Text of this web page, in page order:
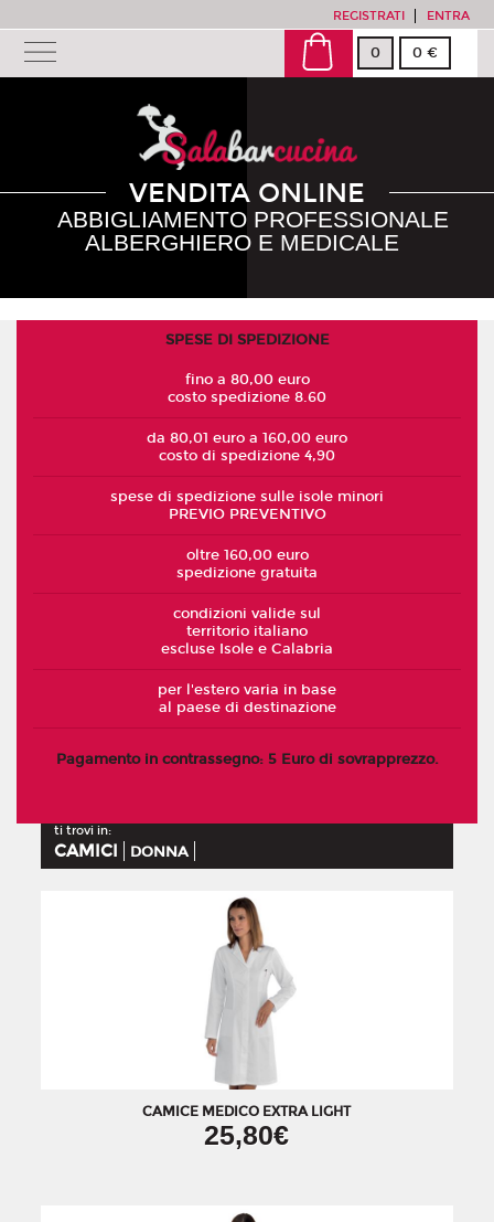
0 0 €
ENTRA
REGISTRATI
VENDITA ONLINE
ABBIGLIAMENTO PROFESSIONALE
ALBERGHIERO E MEDICALE
SPESE DI SPEDIZIONE
fino a 80,00 euro
costo spedizione 8.60
da 80,01 euro a 160,00 euro
costo di spedizione 4,90
spese di spedizione sulle isole minori
PREVIO PREVENTIVO
oltre 160,00 euro
spedizione gratuita
condizioni valide sul
territorio italiano
escluse Isole e Calabria
per l'estero varia in base
al paese di destinazione
Pagamento in contrassegno: 5 Euro di sovrapprezzo.
ti trovi in:
CAMICI DONNA
CAMICE MEDICO EXTRA LIGHT
25,80€